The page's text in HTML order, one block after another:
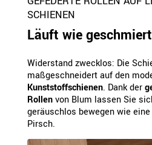
SCHIENEN
Läuft wie geschmiert
Widerstand zwecklos: Die
maßgeschneidert auf den
Kunststoffschienen. Dank der
Rollenvon Blum lassen Sie
geräuschlos bewegen wie
Pirsch.